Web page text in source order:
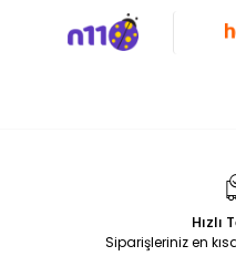
Hızlı
Siparişleriniz en